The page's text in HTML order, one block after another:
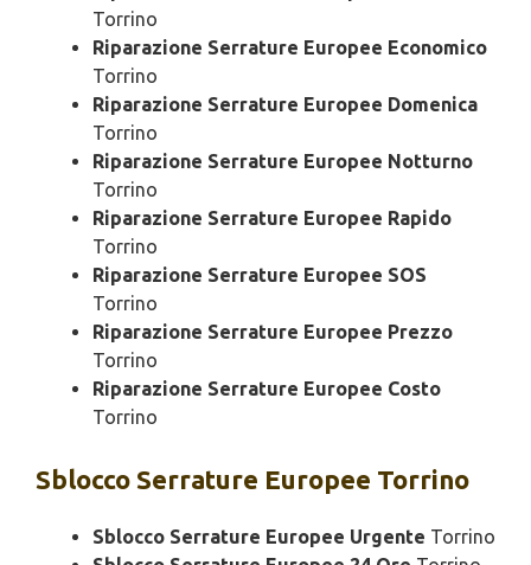
Torrino
Riparazione Serrature Europee Economico
Torrino
Riparazione Serrature Europee Domenica
Torrino
Riparazione Serrature Europee Notturno
Torrino
Riparazione Serrature Europee Rapido
Torrino
Riparazione Serrature Europee SOS
Torrino
Riparazione Serrature Europee Prezzo
Torrino
Riparazione Serrature Europee Costo
Torrino
Sblocco Serrature Europee Torrino
Sblocco Serrature Europee Urgente Torrino